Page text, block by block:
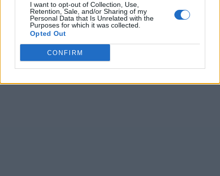
I want to opt-out of Collection, Use,
Retention, Sale, and/or Sharing of my
Personal Data that Is Unrelated with the
Purposes for which it was collected.
Opted Out
CONFIRM